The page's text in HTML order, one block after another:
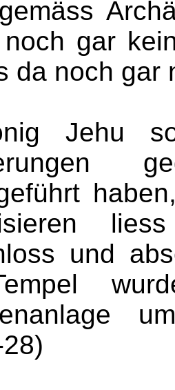
gar
da noch gar
Jehu
und